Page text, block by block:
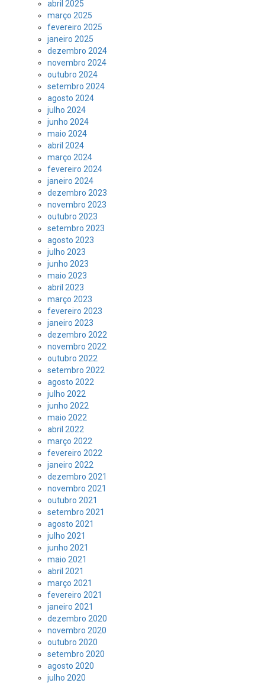
abril 2025
março 2025
fevereiro 2025
janeiro 2025
dezembro 2024
novembro 2024
outubro 2024
setembro 2024
agosto 2024
julho 2024
junho 2024
maio 2024
abril 2024
março 2024
fevereiro 2024
janeiro 2024
dezembro 2023
novembro 2023
outubro 2023
setembro 2023
agosto 2023
julho 2023
junho 2023
maio 2023
abril 2023
março 2023
fevereiro 2023
janeiro 2023
dezembro 2022
novembro 2022
outubro 2022
setembro 2022
agosto 2022
julho 2022
junho 2022
maio 2022
abril 2022
março 2022
fevereiro 2022
janeiro 2022
dezembro 2021
novembro 2021
outubro 2021
setembro 2021
agosto 2021
julho 2021
junho 2021
maio 2021
abril 2021
março 2021
fevereiro 2021
janeiro 2021
dezembro 2020
novembro 2020
outubro 2020
setembro 2020
agosto 2020
julho 2020